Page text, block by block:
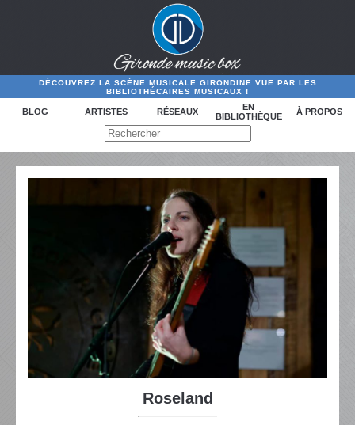
DÉCOUVREZ LA SCÈNE MUSICALE GIRONDINE VUE PAR LES
BIBLIOTHÉCAIRES MUSICAUX !
BLOG ARTISTES RÉSEAUX
EN
BIBLIOTHÈQUE
À PROPOS
Roseland